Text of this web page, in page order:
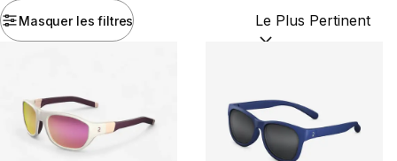
Masquer les filtres Trier par :(optional)